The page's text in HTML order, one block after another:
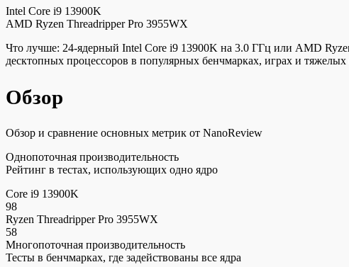
Intel Core i9 13900K
AMD Ryzen Threadripper Pro 3955WX
Что лучше: 24-ядерный Intel Core i9 13900K на 3.0 ГГц или AMD
десктопных процессоров в популярных бенчмарках, играх и
Обзор
Обзор и сравнение основных метрик от NanoReview
Однопоточная производительность
Рейтинг в тестах, использующих одно ядро
Core i9 13900K
98
Ryzen Threadripper Pro 3955WX
58
Многопоточная производительность
Тесты в бенчмарках, где задействованы все ядра